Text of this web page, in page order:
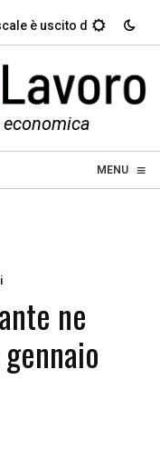
è uscito dal dibattito…
MENU ≡
☰
ne